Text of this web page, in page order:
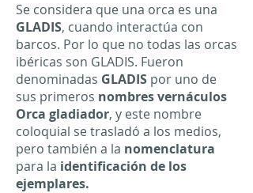
Se considera que una orca es una
GLADIS, cuando interactúa con
barcos. Por lo que no todas las orcas
ibéricas son GLADIS. Fueron
denominadas GLADIS por uno de
sus primeros nombres vernáculos
Orca gladiador, y este nombre
coloquial se trasladó a los medios,
pero también a la nomenclatura
para la identificación de los
ejemplares.​